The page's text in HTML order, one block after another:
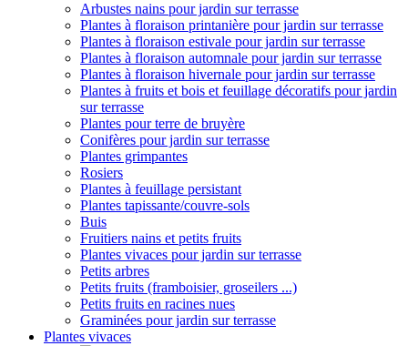
Arbustes nains pour jardin sur terrasse
Plantes à floraison printanière pour jardin sur terrasse
Plantes à floraison estivale pour jardin sur terrasse
Plantes à floraison automnale pour jardin sur terrasse
Plantes à floraison hivernale pour jardin sur terrasse
Plantes à fruits et bois et feuillage décoratifs pour jardin
sur terrasse
Plantes pour terre de bruyère
Conifères pour jardin sur terrasse
Plantes grimpantes
Rosiers
Plantes à feuillage persistant
Plantes tapissante/couvre-sols
Buis
Fruitiers nains et petits fruits
Plantes vivaces pour jardin sur terrasse
Petits arbres
Petits fruits (framboisier, groseilers ...)
Petits fruits en racines nues
Graminées pour jardin sur terrasse
Plantes vivaces